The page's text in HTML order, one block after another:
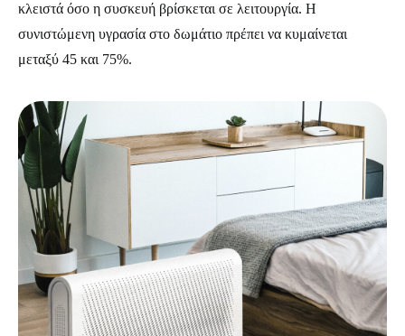
κλειστά όσο η συσκευή βρίσκεται σε λειτουργία. Η
συνιστώμενη υγρασία στο δωμάτιο πρέπει να κυμαίνεται
μεταξύ 45 και 75%.